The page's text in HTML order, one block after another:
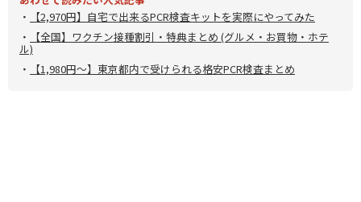
・
【2,970円】自宅で出来るPCR検査キットを実際にやってみた
・
【全国】ワクチン接種割引・特典まとめ (グルメ・お買物・ホテ
ル)
・
【1,980円～】東京都内で受けられる格安PCR検査まとめ